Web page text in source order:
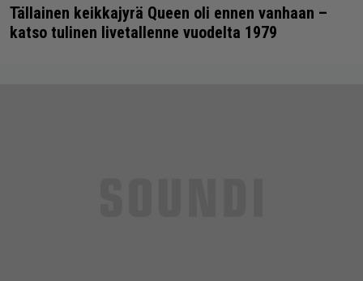
Tällainen keikkajyrä Queen oli ennen vanhaan –
katso tulinen livetallenne vuodelta 1979